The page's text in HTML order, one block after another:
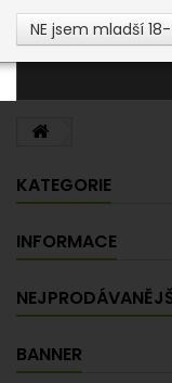
NE jsem mladší
KATEGORIE
INFORMACE
BANNER